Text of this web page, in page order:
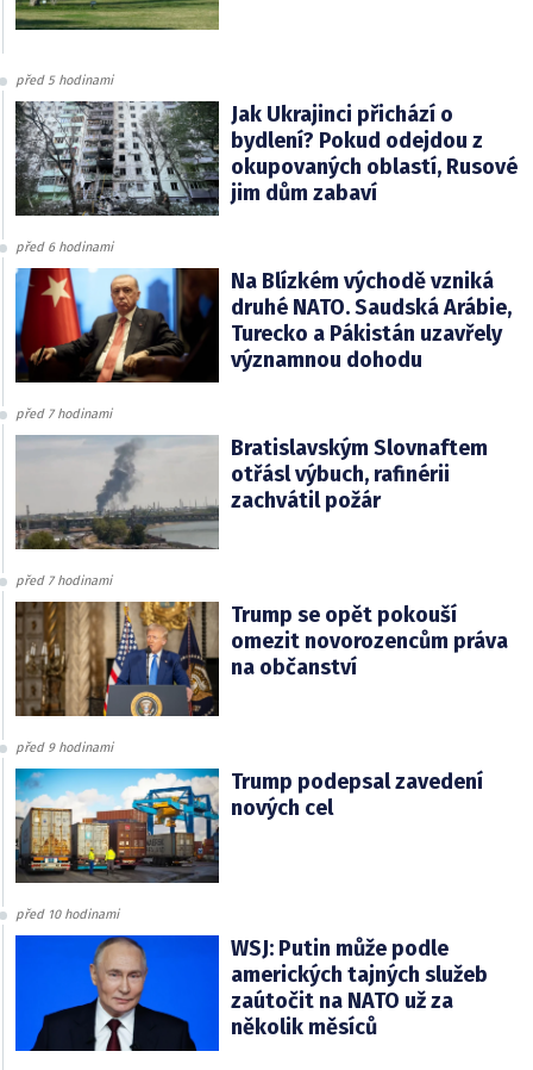
před 5 hodinami
Jak Ukrajinci přichází o
bydlení? Pokud odejdou z
okupovaných oblastí, Rusové
jim dům zabaví
před 6 hodinami
Na Blízkém východě vzniká
druhé NATO. Saudská Arábie,
Turecko a Pákistán uzavřely
významnou dohodu
před 7 hodinami
Bratislavským Slovnaftem
otřásl výbuch, rafinérii
zachvátil požár
před 7 hodinami
Trump se opět pokouší
omezit novorozencům práva
na občanství
před 9 hodinami
Trump podepsal zavedení
nových cel
před 10 hodinami
WSJ: Putin může podle
amerických tajných služeb
zaútočit na NATO už za
několik měsíců